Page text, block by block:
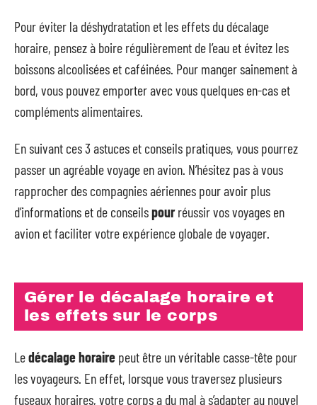
Pour éviter la déshydratation et les effets du décalage
horaire, pensez à boire régulièrement de l’eau et évitez les
boissons alcoolisées et caféinées. Pour manger sainement à
bord, vous pouvez emporter avec vous quelques en-cas et
compléments alimentaires.
En suivant ces 3 astuces et conseils pratiques, vous pourrez
passer un agréable voyage en avion. N’hésitez pas à vous
rapprocher des compagnies aériennes pour avoir plus
d’informations et de conseilspourréussir vos voyages en
avion et faciliter votre expérience globale de voyager.
Gérer le décalage horaire et
les effets sur le corps
Ledécalage horaire peut être un véritable casse-tête pour
les voyageurs. En effet, lorsque vous traversez plusieurs
fuseaux horaires, votre corps a du mal à s’adapter au nouvel